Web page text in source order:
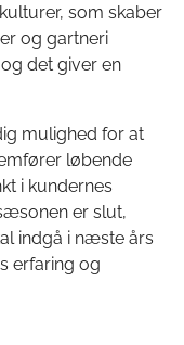
som skaber
og gartneri
det giver en
mulighed for at
løbende
i kundernes
er slut,
indgå i næste års
erfaring og